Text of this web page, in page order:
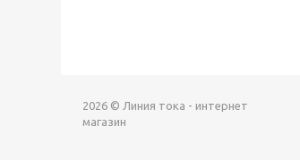
2026 © Линия тока - интернет
магазин